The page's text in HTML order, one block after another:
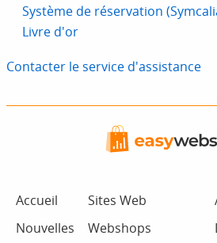
Système de réservation
Livre d'or
Contacter le service d'assistance
Accueil
Nouvelles
Sites Web
Webshops